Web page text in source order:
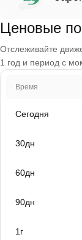
Ценовые
Отслеживайте
1 год и период с
Время
Сегодня
30дн
60дн
90дн
1г